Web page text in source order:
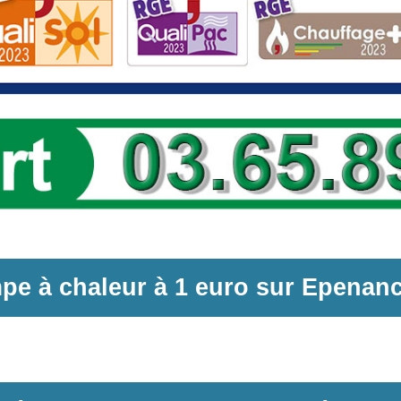
à chaleur à 1 euro sur